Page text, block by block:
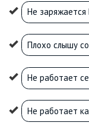
Не заряжается
Плохо слышу
Не работает
Не работает